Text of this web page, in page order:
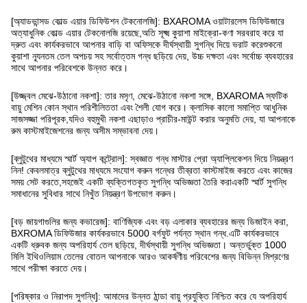
[অ্যাডভান্সড কোল্ড এয়ার ডিফিউশন টেকনোলজি]: BXAROMA ওয়াটারলেস ডিফিউজারে
অত্যাধুনিক কোল্ড এয়ার টেকনোলজি রয়েছে,অতি সূক্ষ্ম কুয়াশা মাইক্রো-কণা সরবরাহ করে যা
দ্রুত এবং কার্যকরভাবে আপনার বাড়ি বা অফিসকে দীর্ঘস্থায়ী সুগন্ধি দিয়ে ভরাট করেশুকনো
কুয়াশা ন্যূনতম তেল অপচয় সহ সর্বোত্তম গন্ধ ছড়িয়ে দেয়, উচ্চ দক্ষতা এবং সর্বোচ্চ ব্যবহারের
সাথে আপনার পরিবেশকে উন্নত করে।
[উজ্জ্বল মেঝে-উঠানো নকশা]: তার মসৃণ, মেঝে-উঠানো নকশা সঙ্গে, BXAROMA স্ফটিক
বায়ু মেশিন কোন স্থান পরিশীলিততা এবং শৈলী যোগ করে। ক্লাসিক কালো সমাপ্তি আধুনিক
সাজসজ্জা পরিপূরক,যদিও বহুমুখী নকশা এছাড়াও প্রাচীর-মাউন্ট করার অনুমতি দেয়, যা আপনাকে
রুম কাস্টমাইজেশনের জন্য অসীম সম্ভাবনা দেয়।
[ব্লুটুথের মাধ্যমে স্মার্ট অ্যাপ কন্ট্রোল]: স্বজ্ঞাত গন্ধ মাস্টার প্রো অ্যাপ্লিকেশন দিয়ে নিয়ন্ত্রণ
নিন! কেবলমাত্র ব্লুটুথের মাধ্যমে সংযোগ করুন গন্ধের তীব্রতা কাস্টমাইজ করতে এবং কাজের
সময় সেট করতে,সহজেই একটি ব্যক্তিগতকৃত সুগন্ধি অভিজ্ঞতা তৈরি করাএকটি স্মার্ট সুগন্ধি
সমাধানের সুবিধার সাথে নিখুঁত নিয়ন্ত্রণ উপভোগ করুন।
[বড় জায়গাগুলির জন্য কভারেজ]: বাণিজ্যিক এবং বড় এলাকার ব্যবহারের জন্য ডিজাইন করা,
BXROMA ডিফিউজার কার্যকরভাবে 5000 বর্গফুট পর্যন্ত স্থান গন্ধ.এটি কার্যকরভাবে
একটি ধ্রুবক জন্য অপরিহার্য তেল ছড়িয়ে, দীর্ঘস্থায়ী সুগন্ধি অভিজ্ঞতা। অন্তর্ভুক্ত 1000
মিলি ইথিওলিয়াম তেলের বোতল আপনাকে আরও আকর্ষণীয় পরিবেশের জন্য বিভিন্ন মিশ্রণের
সাথে পরীক্ষা করতে দেয়।
[পরিষ্কার ও নিরাপদ সুগন্ধি]: আমাদের উন্নত ঠান্ডা বায়ু প্রযুক্তি নিশ্চিত করে যে অপরিহার্য